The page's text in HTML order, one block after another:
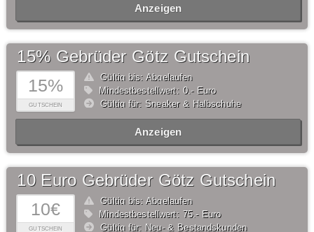
Anzeigen
15%
GUTSCHEIN
15% Gebrüder Götz Gutschein
Gültig bis: Abgelaufen
Mindestbestellwert: 0,- Euro
Gültig für: Sneaker & Halbschuhe
Anzeigen
10€
GUTSCHEIN
10 Euro Gebrüder Götz Gutschein
Gültig bis: Abgelaufen
Mindestbestellwert: 75,- Euro
Gültig für: Neu- & Bestandskunden